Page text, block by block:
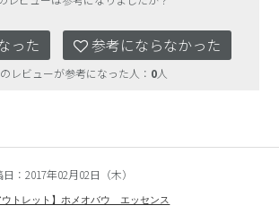
った 参考にならなかった
レビューが参考になった人： 0人
：2017年02月02日（木）
ウトレット】ホメオバウ エッセンス